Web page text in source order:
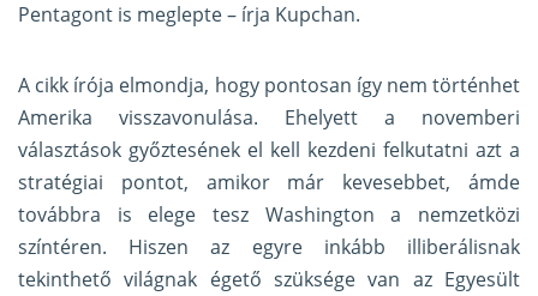
Pentagont is meglepte – írja Kupchan.
A cikk írója elmondja, hogy pontosan így nem történhet
Amerika visszavonulása. Ehelyett a novemberi
választások győztesének el kell kezdeni felkutatni azt a
stratégiai pontot, amikor már kevesebbet, ámde
továbbra is elege tesz Washington a nemzetközi
színtéren. Hiszen az egyre inkább illiberálisnak
tekinthető világnak égető szüksége van az Egyesült